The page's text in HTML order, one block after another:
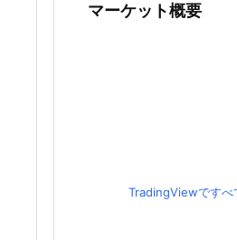
マーケット概要
TradingViewですべ